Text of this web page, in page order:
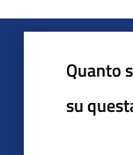
Quanto
su